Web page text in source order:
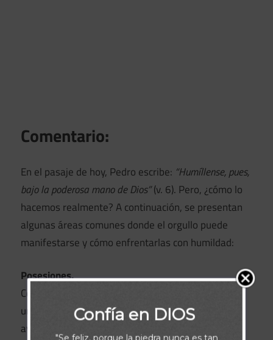
Comentario:
En el pasaje de hoy, Pedro escribe: “Humíllense, pues,
bajo la poderosa mano de Dios”(v. 6). Pero, ¿cómo lo
hacemos realmente? A continuación, se presentan
algunas áreas comunes donde el orgullo puede
manifestarse y cómo enfrentarlas con humildad:
Posesiones.
Comienza a dar. Honrar a Dios con tus diezmos es
un buen punto de partida, pero también busca
ayudar a quienes no pueden devolverte nada a
Confía en DIOS